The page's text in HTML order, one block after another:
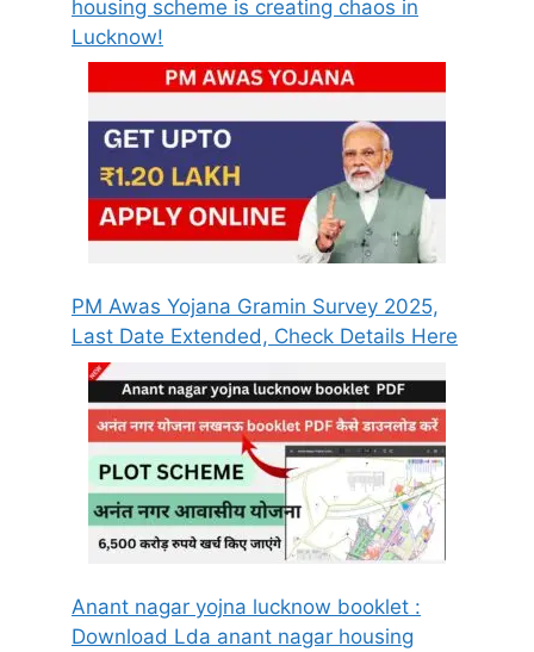
housing scheme is creating chaos in
Lucknow!
PM Awas Yojana Gramin Survey 2025,
Last Date Extended, Check Details Here
Anant nagar yojna lucknow booklet :
Download Lda anant nagar housing